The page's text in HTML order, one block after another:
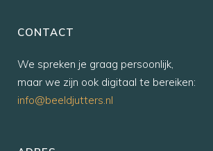
CONTACT
We spreken je graag persoonlijk,
maar we zijn ook digitaal te bereiken:
info@beeldjutters.nl